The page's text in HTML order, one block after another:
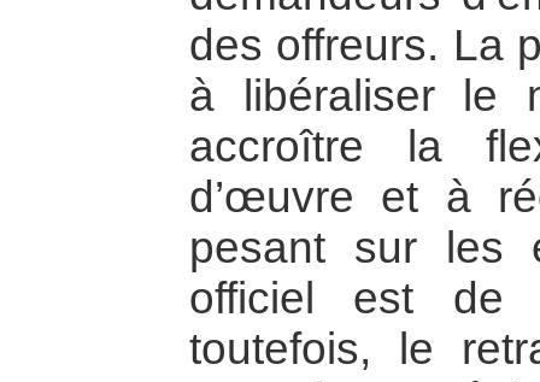
des offreurs. La
à libéraliser le
accroître la
d’œuvre et à
pesant sur les
officiel est de
toutefois, le